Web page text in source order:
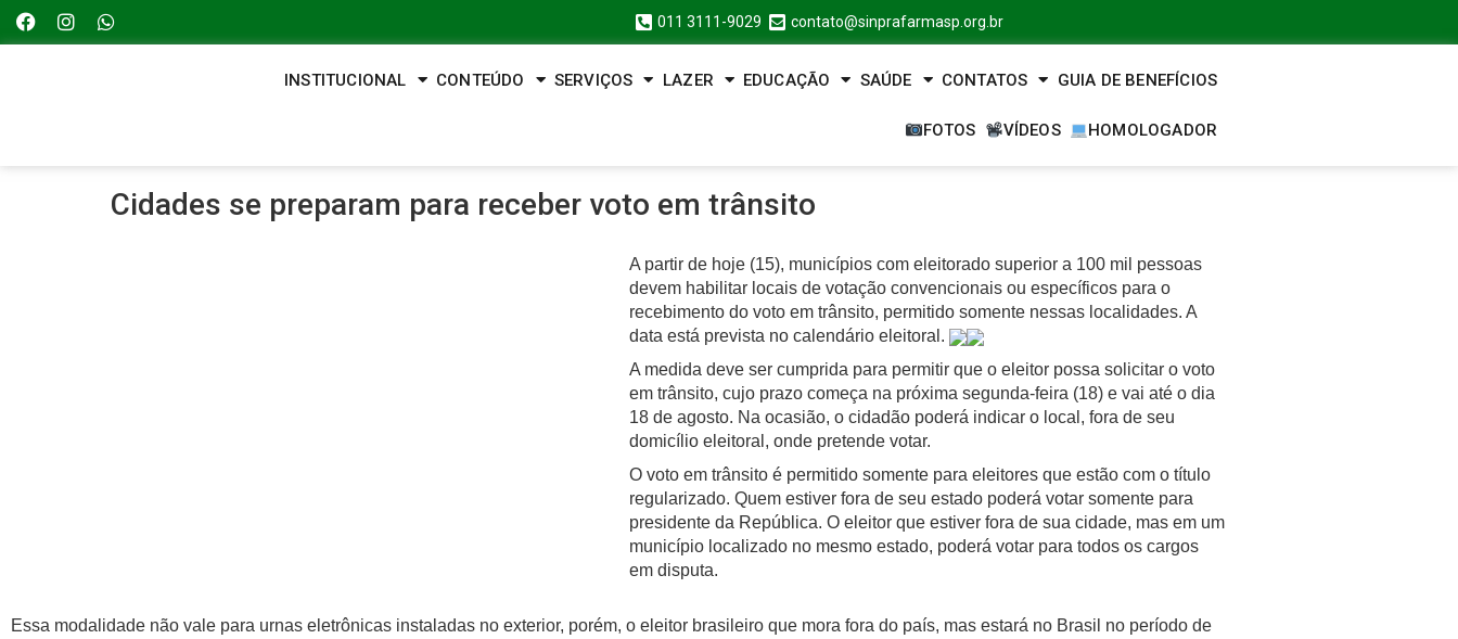
011 3111-9029 contato@sinprafarmasp.org.br
INSTITUCIONAL CONTEÚDO SERVIÇOS LAZER EDUCAÇÃO SAÚDE CONTATOS GUIA DE BENEFÍCIOS
FOTOS VÍDEOS HOMOLOGADOR
Cidades se preparam para receber voto em trânsito
A partir de hoje (15), municípios com eleitorado superior a 100 mil pessoas
devem habilitar locais de votação convencionais ou específicos para o
recebimento do voto em trânsito, permitido somente nessas localidades. A
data está prevista no calendário eleitoral.
A medida deve ser cumprida para permitir que o eleitor possa solicitar o voto
em trânsito, cujo prazo começa na próxima segunda-feira (18) e vai até o dia
18 de agosto. Na ocasião, o cidadão poderá indicar o local, fora de seu
domicílio eleitoral, onde pretende votar.
O voto em trânsito é permitido somente para eleitores que estão com o título
regularizado. Quem estiver fora de seu estado poderá votar somente para
presidente da República. O eleitor que estiver fora de sua cidade, mas em um
município localizado no mesmo estado, poderá votar para todos os cargos
em disputa.
Essa modalidade não vale para urnas eletrônicas instaladas no exterior, porém, o eleitor brasileiro que mora fora do país, mas estará no Brasil no período de